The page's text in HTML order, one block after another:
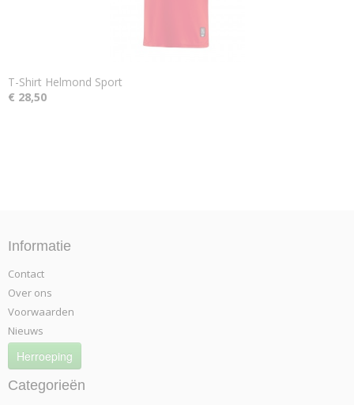
T-Shirt Helmond Sport
€ 28,50
Informatie
Contact
Over ons
Voorwaarden
Nieuws
Herroeping
Categorieën